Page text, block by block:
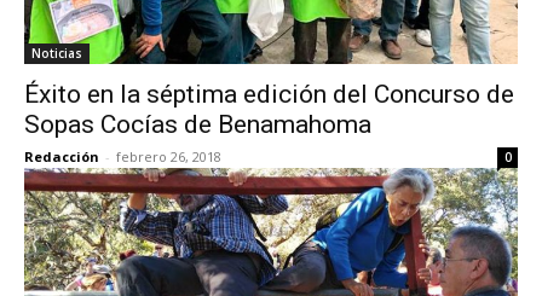
Noticias
Éxito en la séptima edición del Concurso de
Sopas Cocías de Benamahoma
Redacción - febrero 26, 2018 0